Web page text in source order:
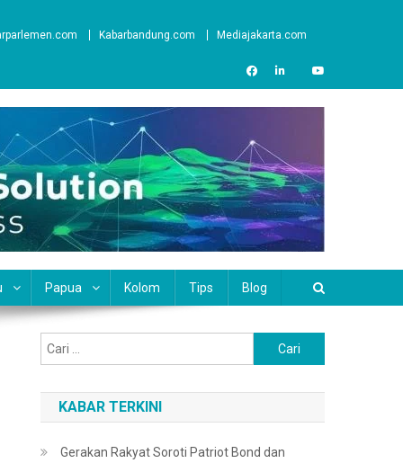
Kabarbandung.com Mediajakarta.com
Papua Kolom Tips Blog
untuk:
KABAR TERKINI
Gerakan Rakyat Soroti Patriot Bond dan